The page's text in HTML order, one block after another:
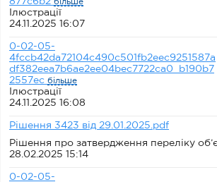
більше
Ілюстрації
24.11.2025 16:07
0-02-05-
4fccb42da72104c490c501fb2eec9251587a
df382eea7b6ae2ee04bec7722ca0_b190b7
2557ec більше
Ілюстрації
24.11.2025 16:08
Рішення 3423 від 29.01.2025.pdf
Рішення про затвердження переліку
28.02.2025 15:14
0-02-05-